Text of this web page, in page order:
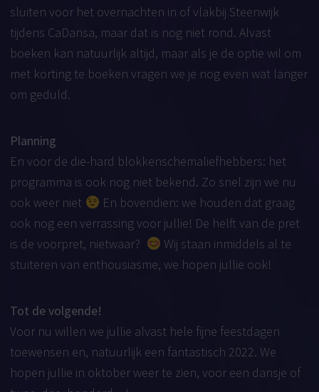
sluiten voor het overnachten in of vlakbij Steenwijk
tijdens CaDansa, maar dat is nog niet rond. Alvast
boeken kan natuurlijk altijd, maar als je de optie wil om
met korting te boeken vragen we je nog even wat langer
om geduld.
Planning
En voor de die-hard blokkenschemaliefhebbers: het
programma is ook nog niet bekend. Zo snel zijn we nu
ook weer niet
En bovendien: we houden dat graag
ook nog een verrassing voor jullie! De helft van de pret
is de voorpret, nietwaar?
Wij staan inmiddels al te
stuiteren van enthousiasme, we hopen jullie ook!
Tot de volgende!
Voor nu willen we jullie alvast hele fijne feestdagen
toewensen en, natuurlijk een fantastisch 2022. We
hopen jullie in oktober weer te zien, voor een dansje of